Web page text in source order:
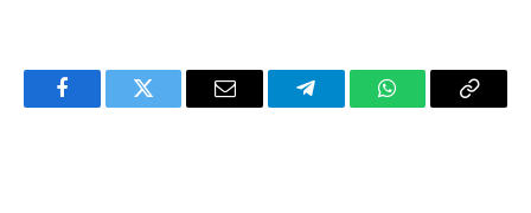
FacebookTwitter Email TelegramWhatsAppCopy